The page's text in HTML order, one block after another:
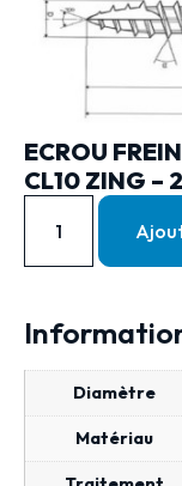
ECROU
CL10 ZING –
Diamètre
Matériau